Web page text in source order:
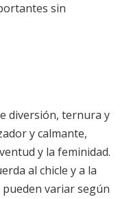
sin
diversión, ternura y
y calmante,
y la feminidad.
al chicle y a la
pueden variar según